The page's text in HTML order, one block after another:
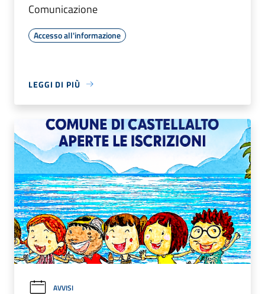
Comunicazione
Accesso all'informazione
LEGGI DI PIÙ
AVVISI